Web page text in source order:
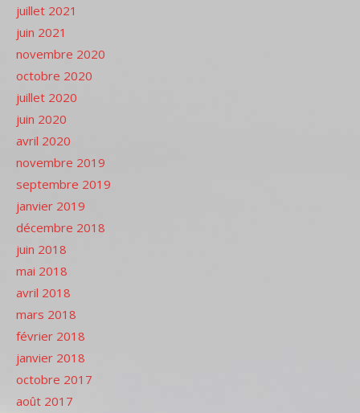
juillet 2021
juin 2021
novembre 2020
octobre 2020
juillet 2020
juin 2020
avril 2020
novembre 2019
septembre 2019
janvier 2019
décembre 2018
juin 2018
mai 2018
avril 2018
mars 2018
février 2018
janvier 2018
octobre 2017
août 2017